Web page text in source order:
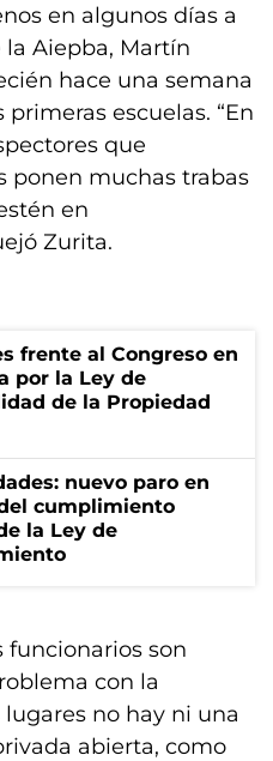
en algunos días a
Aiepba, Martín
hace una semana
escuelas. “En
que
ponen muchas trabas
en
Zurita.
frente al Congreso en
por la Ley de
de la Propiedad
nuevo paro en
cumplimiento
la Ley de
funcionarios son
con la
no hay ni una
abierta, como